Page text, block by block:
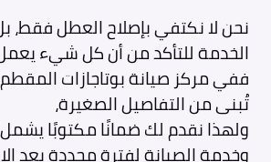
نحن لا نكتفي بإصلاح العطل فقط،
الخدمة للتأكد من أن كل شيء
ففي مركز صيانة بوتاجازات
تُبنى من التفاصيل الصغيرة،
ولهذا نقدم لك ضمانًا مكتوبًا
وخدمة الصيانة لفترة محددة بعد